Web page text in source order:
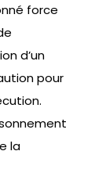
force
d’un
pour
la